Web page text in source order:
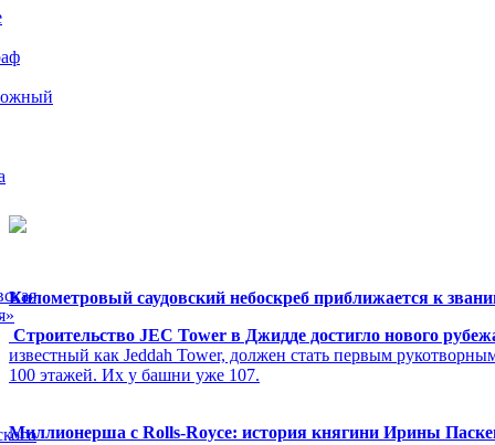
Километровый саудовский небоскреб приближается к
Строительство JEC Tower в Джидде достигло нового
известный как Jeddah Tower, должен стать первым
100 этажей. Их у башни уже 107.
Миллионерша с Rolls-Royсе: история княгини Ирины